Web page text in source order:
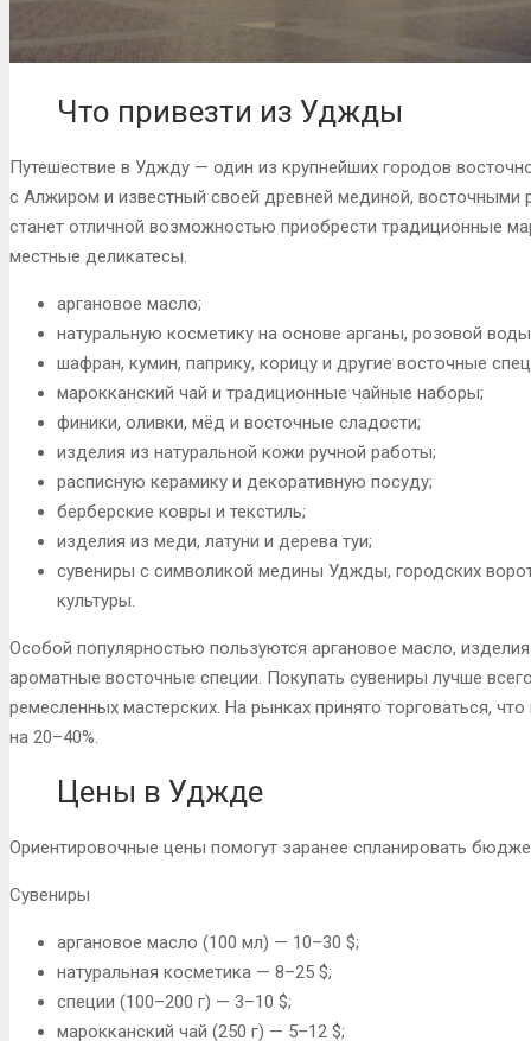
Что привезти из Уджды
Путешествие в Уджду — один из крупнейших городов
с Алжиром и известный своей древней мединой,
станет отличной возможностью приобрести традиционные
местные деликатесы.
аргановое масло;
натуральную косметику на основе арганы, розовой
шафран, кумин, паприку, корицу и другие восточные
марокканский чай и традиционные чайные наборы;
финики, оливки, мёд и восточные сладости;
изделия из натуральной кожи ручной работы;
расписную керамику и декоративную посуду;
берберские ковры и текстиль;
изделия из меди, латуни и дерева туи;
сувениры с символикой медины Уджды, городских
культуры.
Особой популярностью пользуются аргановое масло,
ароматные восточные специи. Покупать сувениры лучше
ремесленных мастерских. На рынках принято торговаться,
на 20–40%.
Цены в Уджде
Ориентировочные цены помогут заранее спланировать
Сувениры
аргановое масло (100 мл) — 10–30 $;
натуральная косметика — 8–25 $;
специи (100–200 г) — 3–10 $;
марокканский чай (250 г) — 5–12 $;